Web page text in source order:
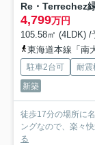
4,799万円
105.58㎡ (4LDK) /
東海道本線「南
駐車2台可 耐震
新築
徒歩17分の場所に
ングなので、楽々
る